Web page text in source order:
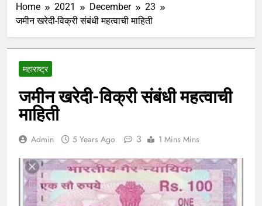
Home 2021 December
23
जमीन खरेदी-विक्री संबंधी महत्वाची माहिती
महाराष्ट्र
जमीन खरेदी-विक्री संबंधी महत्वाची
माहिती
Admin 5 Years Ago 3 1 Mins Mins